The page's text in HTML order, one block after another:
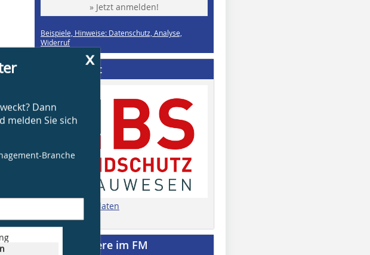
x
Dann
melden Sie sich
Branche
» Jetzt anmelden!
Beispiele, Hinweise: Datenschutz, Analyse,
Widerruf
Supplement
Zu den Mediadaten
Zur Homepage
Job & Karriere im FM